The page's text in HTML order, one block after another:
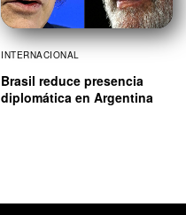
INTERNACIONAL
Brasil reduce presencia
diplomática en Argentina